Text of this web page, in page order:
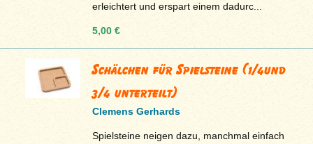
erleichtert und erspart einem dadurc...
5,00 €
Schälchen für Spielsteine (1/4und
3/4 unterteilt)
Clemens Gerhards
Spielsteine neigen dazu, manchmal einfach